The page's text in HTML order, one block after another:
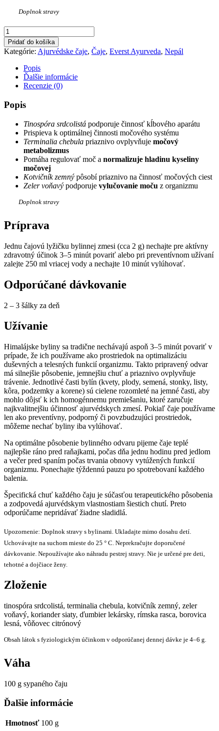
Doplnok stravy
množstvo
SHALARI
Močový
metabolizmus
kĺby
100g
Pridať do košíka
Kategórie: Ajurvédske čaje, Čaje, Everst Ayurveda, Nepál
Popis
Ďalšie informácie
Recenzie (0)
Popis
Tinospóra srdcolistá podporuje činnosť kĺbového aparátu
Prispieva k optimálnej činnosti močového systému
Terminalia chebula priaznivo ovplyvňuje močový
metabolizmus
Pomáha regulovať moč a normalizuje hladinu kyseliny
močovej
Kotvičník zemný pôsobí priaznivo na činnosť močových ciest
Zeler voňavý podporuje vylučovanie moču z organizmu
Doplnok stravy
Príprava
Jednu čajovú lyžičku bylinnej zmesi (cca 2 g) nechajte pre aktívny
zdravotný účinok 3–5 minút povariť alebo pri preventívnom užívaní
zalejte 250 ml vriacej vody a nechajte 10 minút vylúhovať.
Odporúčané dávkovanie
2 – 3 šálky za deň
Užívanie
Himalájske byliny sa tradične nechávajú aspoň 3–5 minút povariť v
prípade, že ich používame ako prostriedok na optimalizáciu
duševných a telesných funkcií organizmu. Takto pripravený odvar
má silnejšie pôsobenie, jemnejšiu chuť a priaznivo ovplyvňuje
trávenie. Jednotlivé časti bylín (kvety, plody, semená, stonky, listy,
kôra, podzemky a korene) sú cielene rozomleté na jemné časti, aby
mohlo dôjsť k ich homogénnemu premiešaniu, ktoré zaručuje
najkvalitnejšiu účinnosť ajurvédskych zmesí. Pokiaľ čaje používame
len ako preventívny, podporný či povzbudzujúci prostriedok,
môžeme nechať byliny iba vylúhovať.
Na optimálne pôsobenie bylinného odvaru pijeme čaje teplé
najlepšie ráno pred raňajkami, počas dňa jednu hodinu pred jedlom
a večer pred spaním počas trvania obnovy vytúžených funkcií
organizmu. Ponechajte týždennú pauzu po spotrebovaní každého
balenia.
Špecifická chuť každého čaju je súčasťou terapeutického pôsobenia
a zodpovedá ajurvédskym vlastnostiam šiestich chutí. Preto
odporúčame nepridávať žiadne sladidlá.
Upozornenie: Doplnok stravy s bylinami. Ukladajte mimo dosahu detí.
Uchovávajte na suchom mieste do 25 ° C. Neprekračujte doporučené
dávkovanie. Nepoužívajte ako náhradu pestrej stravy. Nie je určené pre deti,
tehotné a dojčiace ženy.
Zloženie
tinospóra srdcolistá, terminalia chebula, kotvičník zemný, zeler
voňavý, koriander siaty, ďumbier lekársky, rímska rasca, borovica
lesná, vôňovec citrónový
Obsah látok s fyziologickým účinkom v odporúčanej dennej dávke je 4–6 g.
Váha
100 g sypaného čaju
Ďalšie informácie
Hmotnosť 100 g